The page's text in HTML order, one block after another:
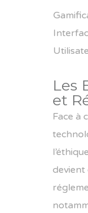
Les
et
Face à
devient